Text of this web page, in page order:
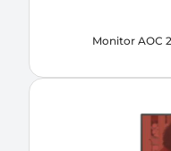
Monitor AOC